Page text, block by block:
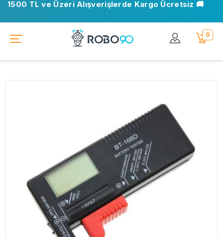
1500 TL ve Üzeri Alışverişlerde Kargo Ücretsiz 🚚
0